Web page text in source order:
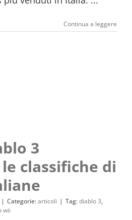
Continua a leggere
3
classifiche di
| Categorie:articoli | Tag:diablo 3,
wii